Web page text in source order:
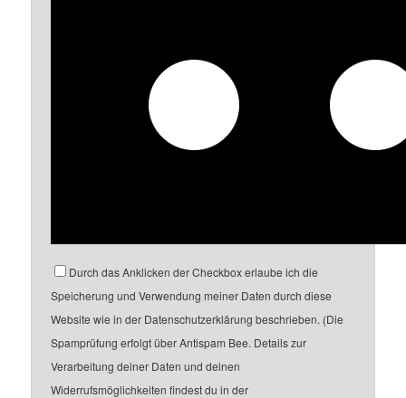
Durch das Anklicken der Checkbox erlaube ich die
Speicherung und Verwendung meiner Daten durch diese
Website wie in der Datenschutzerklärung beschrieben. (Die
Spamprüfung erfolgt über Antispam Bee. Details zur
Verarbeitung deiner Daten und deinen
Widerrufsmöglichkeiten findest du in der